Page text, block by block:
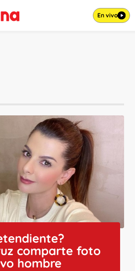
En vivo
comparte foto
hombre